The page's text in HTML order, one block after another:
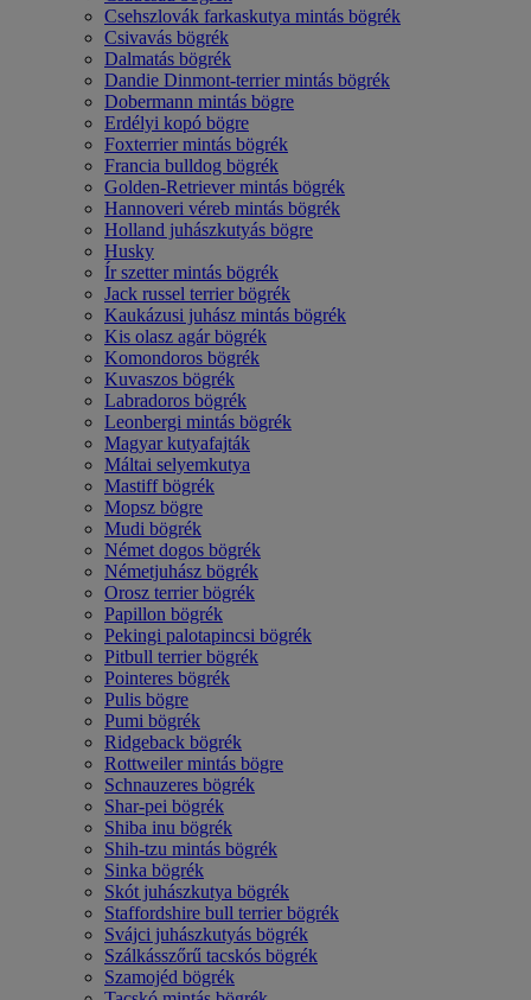
Csehszlovák farkaskutya mintás bögrék
Csivavás bögrék
Dalmatás bögrék
Dandie Dinmont-terrier mintás bögrék
Dobermann mintás bögre
Erdélyi kopó bögre
Foxterrier mintás bögrék
Francia bulldog bögrék
Golden-Retriever mintás bögrék
Hannoveri véreb mintás bögrék
Holland juhászkutyás bögre
Husky
Ír szetter mintás bögrék
Jack russel terrier bögrék
Kaukázusi juhász mintás bögrék
Kis olasz agár bögrék
Komondoros bögrék
Kuvaszos bögrék
Labradoros bögrék
Leonbergi mintás bögrék
Magyar kutyafajták
Máltai selyemkutya
Mastiff bögrék
Mopsz bögre
Mudi bögrék
Német dogos bögrék
Németjuhász bögrék
Orosz terrier bögrék
Papillon bögrék
Pekingi palotapincsi bögrék
Pitbull terrier bögrék
Pointeres bögrék
Pulis bögre
Pumi bögrék
Ridgeback bögrék
Rottweiler mintás bögre
Schnauzeres bögrék
Shar-pei bögrék
Shiba inu bögrék
Shih-tzu mintás bögrék
Sinka bögrék
Skót juhászkutya bögrék
Staffordshire bull terrier bögrék
Svájci juhászkutyás bögrék
Szálkásszőrű tacskós bögrék
Szamojéd bögrék